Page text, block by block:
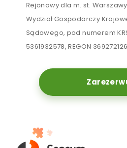
Rejonowy dla m. st.
Wydział Gospodarczy
Sądowego, pod numerem
5361932578, REGON 369272126